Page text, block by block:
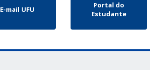
E-mail UFU
Portal do
Estudante